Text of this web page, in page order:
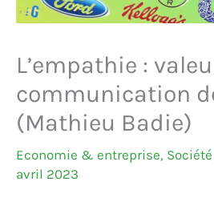
L’empathie :
communication
(Mathieu Badie)
Economie & entreprise, Société
avril 2023